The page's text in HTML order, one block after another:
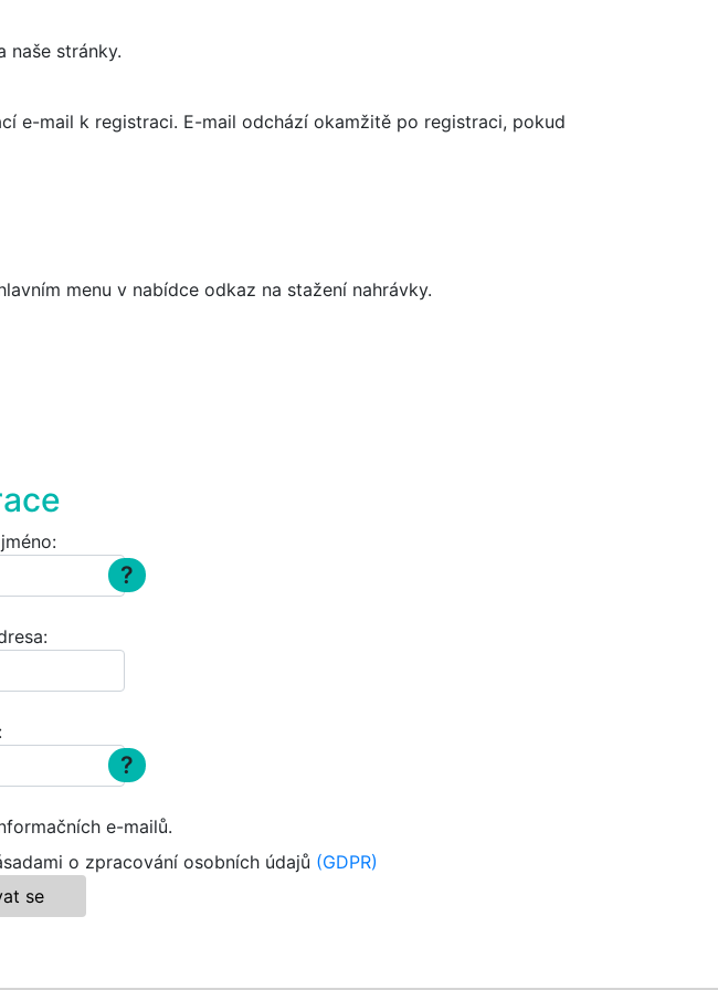
naše stránky.
e-mail k registraci. E-mail odchází okamžitě po registraci, pokud
menu v nabídce odkaz na stažení nahrávky.
?
?
e-mailů.
o zpracování osobních údajů (GDPR)